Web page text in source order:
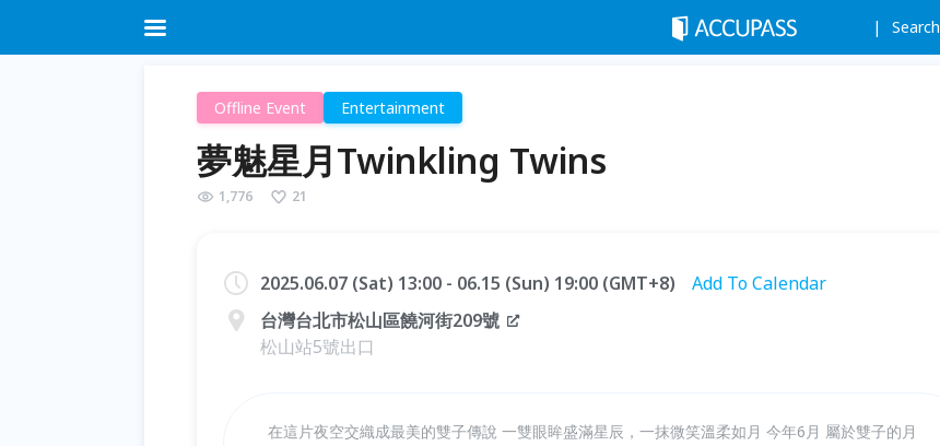
Search
Offline Event Entertainment
夢魅星月Twinkling Twins
1,776 21
2025.06.07 (Sat) 13:00 - 06.15 (Sun) 19:00 (GMT+8)
Add To Calendar
台灣台北市松山區饒河街209號
松山站5號出口
在這片夜空交織成最美的雙子傳說 一雙眼眸盛滿星辰，一抹微笑溫柔如月 今年6月 屬於雙子的月